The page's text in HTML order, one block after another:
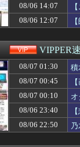
【画像】あの人
元山飛優←意外
【画像】セクシ
オタク「実際に
「安物買いの銭
【外国人採用ア
【FF14】フォ
【画像】髪型が
あの咀嚼音がど
しぐれういって
半年で115キロ
【仮面ライダー
08/06 14:07
08/06 12:07
VIPPER
08/07 01:30
積
08/07 00:45
08/07 00:10
08/06 23:40
08/06 22:50